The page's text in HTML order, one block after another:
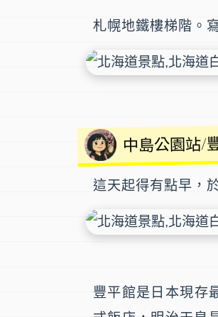
札幌地鐵樓梯階。
中島公園站/
這天起得有點早，
豐平館是日本現存